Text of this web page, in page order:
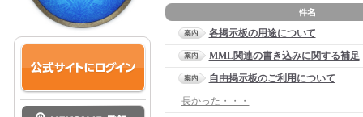
各掲示板の用途について
MML関連の書き込みに関する補足
自由掲示板のご利用について
長かった・・・